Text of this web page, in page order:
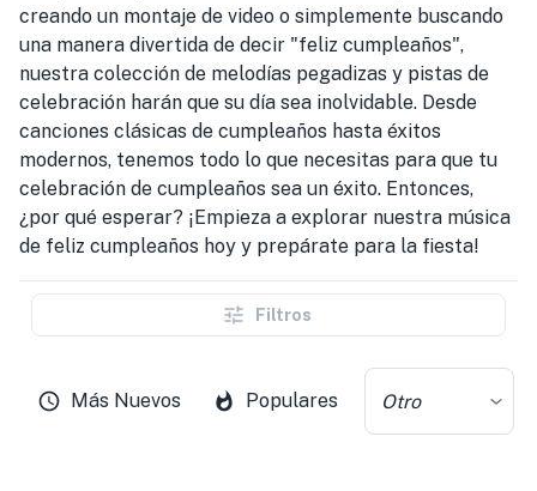
creando un montaje de video o simplemente buscando
una manera divertida de decir "feliz cumpleaños",
nuestra colección de melodías pegadizas y pistas de
celebración harán que su día sea inolvidable. Desde
canciones clásicas de cumpleaños hasta éxitos
modernos, tenemos todo lo que necesitas para que tu
celebración de cumpleaños sea un éxito. Entonces,
¿por qué esperar? ¡Empieza a explorar nuestra música
de feliz cumpleaños hoy y prepárate para la fiesta!
Filtros
Más Nuevos Populares Otro